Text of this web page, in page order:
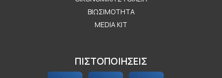
ΒΙΩΣΙΜΌΤΗΤΑ
MEDIA KIT
ΠΙΣΤΟΠΟΙΗΣΕΙΣ